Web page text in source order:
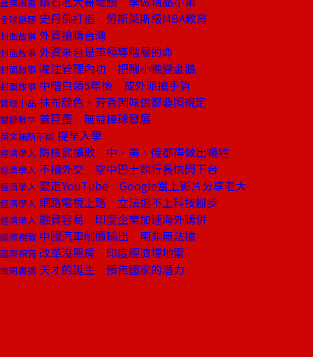
全球話題 史丹佛打造 勞斯萊斯級MBA教育
封面故事 外資搶購台灣
封面故事 外資來台是革領導階層的命
封面故事 灌注管理內功 把醜小鴨變金鵝
封面故事 中階白領5年後 成外派搶手貨
管理小品 抹布顏色、芳香劑味道都要照規定
關鍵數字 蓋巨蛋 無益棒球發展
英文無所不談 提早入學
經濟學人 防核武擴散 中、美、俄都得做出犧牲
經濟學人 不擅外交 空中巴士執行長快閃下台
經濟學人 娶走YouTube Google當上影片分享老大
經濟學人 網路電視上路 立法追不上科技腳步
經濟學人 融資容易 印度企業加速海外購併
國際視窗 中國汽車削價輸出 南非無法擋
國際視窗 改革沒票房 印度經濟埋地雷
商周書摘 天才的誕生 預告國家的潛力